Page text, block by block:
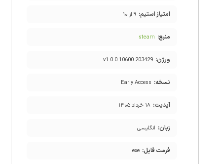
امتیاز استیم: ۹ از ۱۰
منبع: steam
ورژن: v1.0.0.10600.203429
نسخه: Early Access
آپدیت: ۱۸ خرداد ۱۴۰۵
زبان: انگلیسی
فرمت فایل: exe